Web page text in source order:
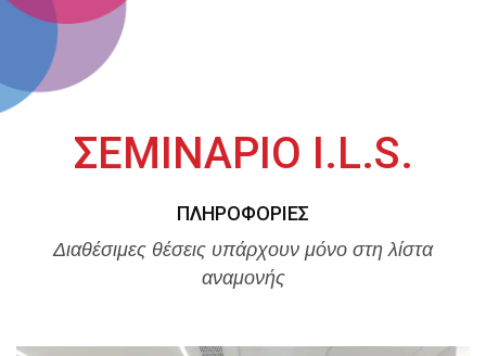
ΣΕΜΙΝΑΡΙΟ I.L.S.
ΠΛΗΡΟΦΟΡΊΕΣ
Διαθέσιμες θέσεις υπάρχουν μόνο στη λίστα
αναμονής